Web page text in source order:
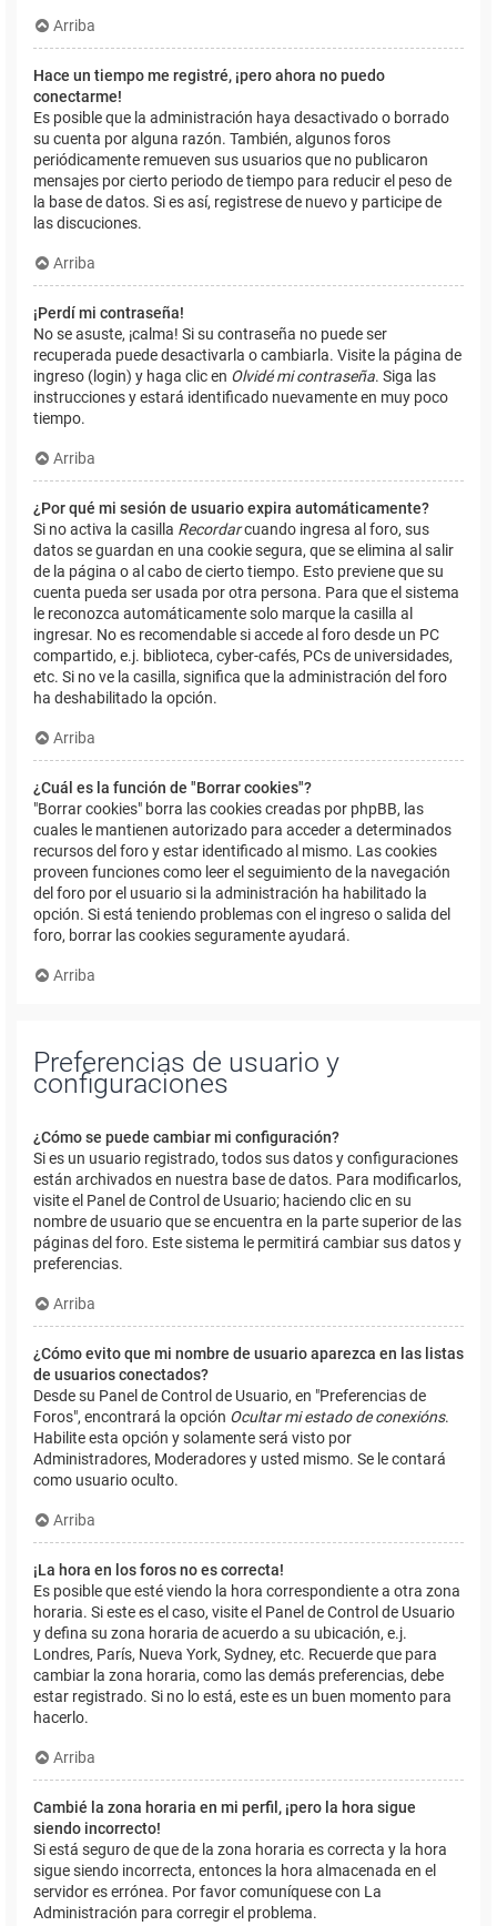
Arriba
Hace un tiempo me registré, ¡pero ahora no puedo
conectarme!
Es posible que la administración haya desactivado o borrado
su cuenta por alguna razón. También, algunos foros
periódicamente remueven sus usuarios que no publicaron
mensajes por cierto periodo de tiempo para reducir el peso de
la base de datos. Si es así, registrese de nuevo y participe de
las discuciones.
Arriba
¡Perdí mi contraseña!
No se asuste, ¡calma! Si su contraseña no puede ser
recuperada puede desactivarla o cambiarla. Visite la página de
ingreso (login) y haga clic en Olvidé mi contraseña. Siga las
instrucciones y estará identificado nuevamente en muy poco
tiempo.
Arriba
¿Por qué mi sesión de usuario expira automáticamente?
Si no activa la casilla Recordarcuando ingresa al foro, sus
datos se guardan en una cookie segura, que se elimina al salir
de la página o al cabo de cierto tiempo. Esto previene que su
cuenta pueda ser usada por otra persona. Para que el sistema
le reconozca automáticamente solo marque la casilla al
ingresar. No es recomendable si accede al foro desde un PC
compartido, e.j. biblioteca, cyber-cafés, PCs de universidades,
etc. Si no ve la casilla, significa que la administración del foro
ha deshabilitado la opción.
Arriba
¿Cuál es la función de "Borrar cookies"?
"Borrar cookies" borra las cookies creadas por phpBB, las
cuales le mantienen autorizado para acceder a determinados
recursos del foro y estar identificado al mismo. Las cookies
proveen funciones como leer el seguimiento de la navegación
del foro por el usuario si la administración ha habilitado la
opción. Si está teniendo problemas con el ingreso o salida del
foro, borrar las cookies seguramente ayudará.
Arriba
Preferencias de usuario y
configuraciones
¿Cómo se puede cambiar mi configuración?
Si es un usuario registrado, todos sus datos y configuraciones
están archivados en nuestra base de datos. Para modificarlos,
visite el Panel de Control de Usuario; haciendo clic en su
nombre de usuario que se encuentra en la parte superior de las
páginas del foro. Este sistema le permitirá cambiar sus datos y
preferencias.
Arriba
¿Cómo evito que mi nombre de usuario aparezca en las listas
de usuarios conectados?
Desde su Panel de Control de Usuario, en "Preferencias de
Foros", encontrará la opción Ocultar mi estado de conexións.
Habilite esta opción y solamente será visto por
Administradores, Moderadores y usted mismo. Se le contará
como usuario oculto.
Arriba
¡La hora en los foros no es correcta!
Es posible que esté viendo la hora correspondiente a otra zona
horaria. Si este es el caso, visite el Panel de Control de Usuario
y defina su zona horaria de acuerdo a su ubicación, e.j.
Londres, París, Nueva York, Sydney, etc. Recuerde que para
cambiar la zona horaria, como las demás preferencias, debe
estar registrado. Si no lo está, este es un buen momento para
hacerlo.
Arriba
Cambié la zona horaria en mi perfil, ¡pero la hora sigue
siendo incorrecto!
Si está seguro de que de la zona horaria es correcta y la hora
sigue siendo incorrecta, entonces la hora almacenada en el
servidor es errónea. Por favor comuníquese con La
Administración para corregir el problema.